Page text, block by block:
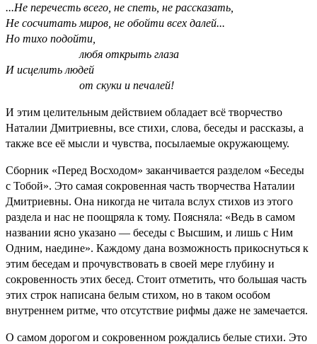
...Не перечесть всего, не спеть, не рассказать,
Не сосчитать миров, не обойти всех далей...
Но тихо подойти,
любя открыть глаза
И исцелить людей
от скуки и печалей!
И этим целительным действием обладает всё творчество
Наталии Дмитриевны, все стихи, слова, беседы и рассказы, а
также все её мысли и чувства, посылаемые окружающему.
Сборник «Перед Восходом» заканчивается разделом «Беседы
с Тобой». Это самая сокровенная часть творчества Наталии
Дмитриевны. Она никогда не читала вслух стихов из этого
раздела и нас не поощряла к тому. Поясняла: «Ведь в самом
названии ясно указано — беседы с Высшим, и лишь с Ним
Одним, наедине». Каждому дана возможность прикоснуться к
этим беседам и прочувствовать в своей мере глубину и
сокровенность этих бесед. Стоит отметить, что большая часть
этих строк написана белым стихом, но в таком особом
внутреннем ритме, что отсутствие рифмы даже не замечается.
О самом дорогом и сокровенном рождались белые стихи. Это